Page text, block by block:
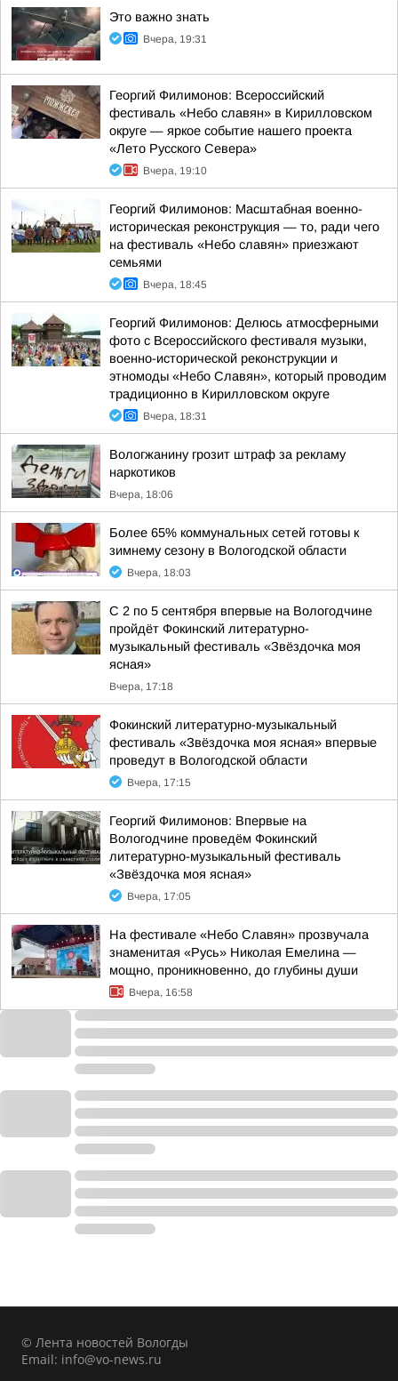
Это важно знать
Вчера, 19:31
Георгий Филимонов: Всероссийский
фестиваль «Небо славян» в Кирилловском
округе — яркое событие нашего проекта
«Лето Русского Севера»
Вчера, 19:10
Георгий Филимонов: Масштабная военно-
историческая реконструкция — то, ради чего
на фестиваль «Небо славян» приезжают
семьями
Вчера, 18:45
Георгий Филимонов: Делюсь атмосферными
фото с Всероссийского фестиваля музыки,
военно-исторической реконструкции и
этномоды «Небо Славян», который проводим
традиционно в Кирилловском округе
Вчера, 18:31
Вологжанину грозит штраф за рекламу
наркотиков
Вчера, 18:06
Более 65% коммунальных сетей готовы к
зимнему сезону в Вологодской области
Вчера, 18:03
С 2 по 5 сентября впервые на Вологодчине
пройдёт Фокинский литературно-
музыкальный фестиваль «Звёздочка моя
ясная»
Вчера, 17:18
Фокинский литературно-музыкальный
фестиваль «Звёздочка моя ясная» впервые
проведут в Вологодской области
Вчера, 17:15
Георгий Филимонов: Впервые на
Вологодчине проведём Фокинский
литературно-музыкальный фестиваль
«Звёздочка моя ясная»
Вчера, 17:05
На фестивале «Небо Славян» прозвучала
знаменитая «Русь» Николая Емелина —
мощно, проникновенно, до глубины души
Вчера, 16:58
© Лента новостей Вологды
Email: info@vo-news.ru